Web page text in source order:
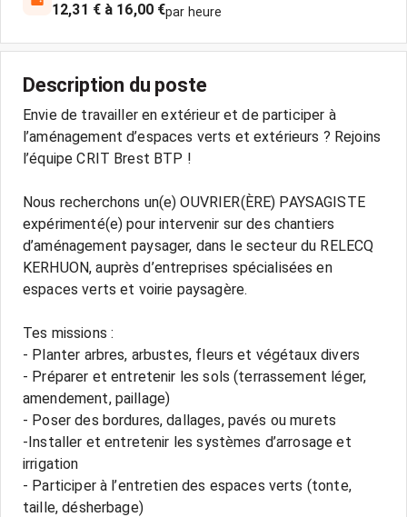
12,31 € à 16,00 €par heure
Description du poste
Envie de travailler en extérieur et de participer à
l’aménagement d’espaces verts et extérieurs ? Rejoins
l’équipe CRIT Brest BTP !
Nous recherchons un(e) OUVRIER(ÈRE) PAYSAGISTE
expérimenté(e) pour intervenir sur des chantiers
d’aménagement paysager, dans le secteur du RELECQ
KERHUON, auprès d’entreprises spécialisées en
espaces verts et voirie paysagère.
Tes missions :
- Planter arbres, arbustes, fleurs et végétaux divers
- Préparer et entretenir les sols (terrassement léger,
amendement, paillage)
- Poser des bordures, dallages, pavés ou murets
-Installer et entretenir les systèmes d’arrosage et
irrigation
- Participer à l’entretien des espaces verts (tonte,
taille, désherbage)